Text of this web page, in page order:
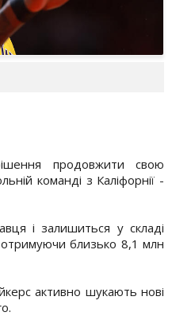
продовжити свою
команді з Каліфорнії -
і залишиться у складі
близько 8,1 млн
активно шукають нові